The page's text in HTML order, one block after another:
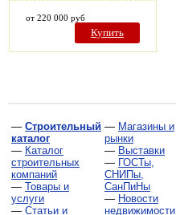
от 220 000 руб
Купить
— Строительный
каталог
— Каталог
строительных
компаний
— Товары и
услуги
— Статьи и
— Магазины и
рынки
— Выставки
— ГОСТы,
СНИПы,
СанПиНы
— Новости
недвижимости